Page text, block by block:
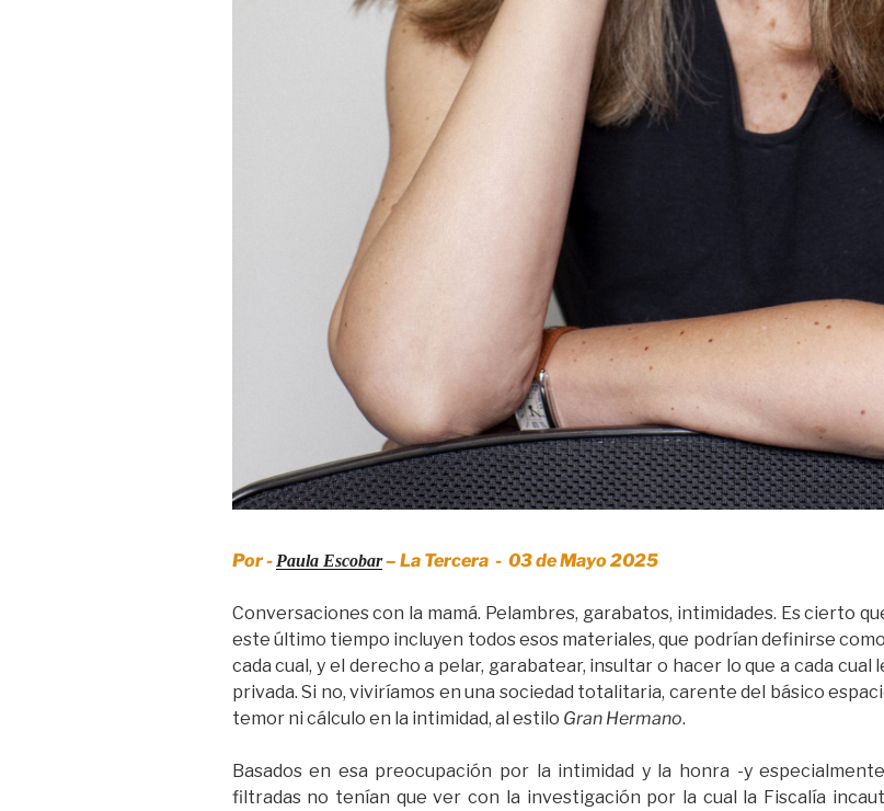
Por - Paula Escobar– La Tercera - 03 de Mayo 2025
Conversaciones con la mamá. Pelambres, garabatos, intimidades. Es cierto
este último tiempo incluyen todos esos materiales, que podrían definirse
cada cual, y el derecho a pelar, garabatear, insultar o hacer lo que a cada
privada. Si no, viviríamos en una sociedad totalitaria, carente del básico
temor ni cálculo en la intimidad, al estilo Gran Hermano.
Basados en esa preocupación por la intimidad y la honra -y
filtradas no tenían que ver con la investigación por la cual la Fiscalía